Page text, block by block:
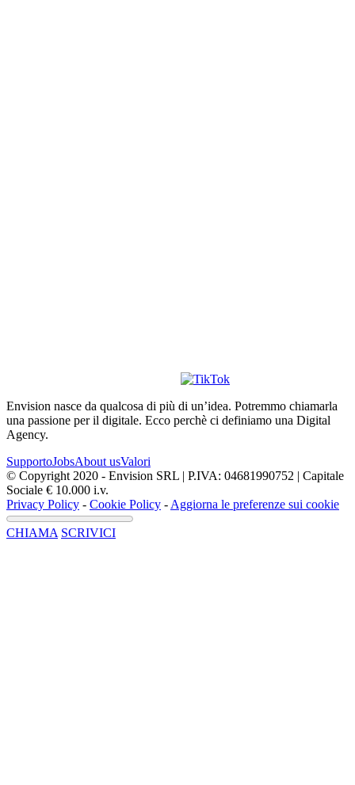
Envision nasce da qualcosa di più di un’idea. Potremmo chiamarla
una passione per il digitale. Ecco perchè ci definiamo una Digital
Agency.
SupportoJobsAbout usValori
© Copyright 2020 - Envision SRL | P.IVA: 04681990752 | Capitale
Sociale € 10.000 i.v.
Privacy Policy - Cookie Policy - Aggiorna le preferenze sui cookie
CHIAMA SCRIVICI